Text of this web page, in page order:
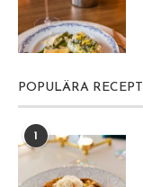
POPULÄRA RECEPT
1